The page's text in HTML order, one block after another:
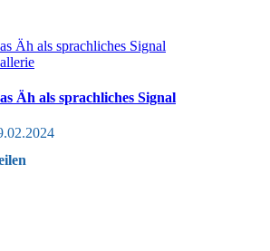
Äh als sprachliches Signal
Äh als sprachliches Signal